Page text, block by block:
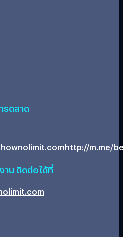
รตลาด
http://m.me/
น ติดต่อได้ที่